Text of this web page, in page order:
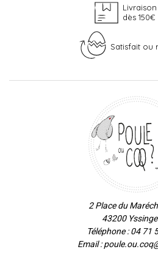
dès 150€
Satisfait ou
2 Place du
43200
Téléphone : 04 71
Email :